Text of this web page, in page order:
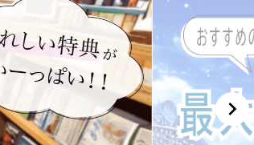
chevron_right